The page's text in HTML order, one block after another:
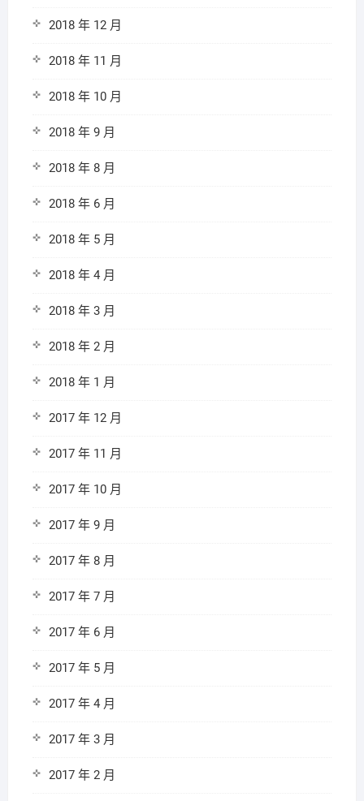
2018 年 12 月
2018 年 11 月
2018 年 10 月
2018 年 9 月
2018 年 8 月
2018 年 6 月
2018 年 5 月
2018 年 4 月
2018 年 3 月
2018 年 2 月
2018 年 1 月
2017 年 12 月
2017 年 11 月
2017 年 10 月
2017 年 9 月
2017 年 8 月
2017 年 7 月
2017 年 6 月
2017 年 5 月
2017 年 4 月
2017 年 3 月
2017 年 2 月